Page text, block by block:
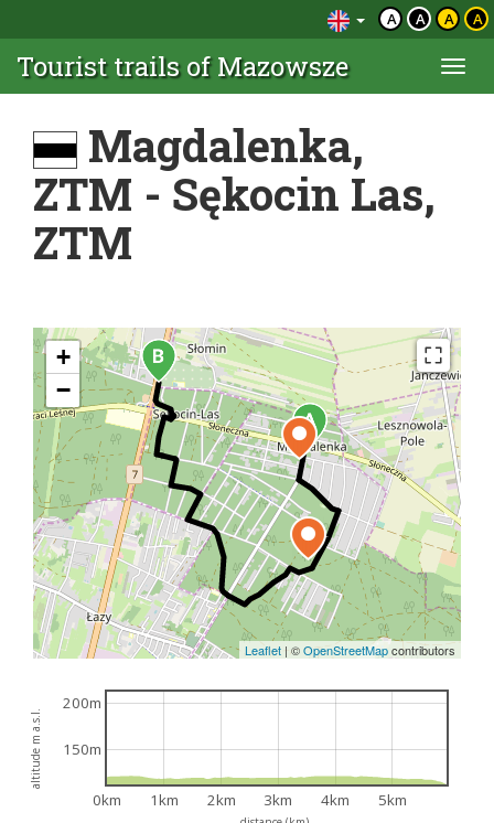
A A A A
Tourist trails of Mazowsze
Magdalenka,
ZTM - Sękocin Las,
ZTM
+
−
Leaflet | ©OpenStreetMapcontributors
altitude m a.s.l.
0km 1km 2km 3km 4km 5km
150m
200m